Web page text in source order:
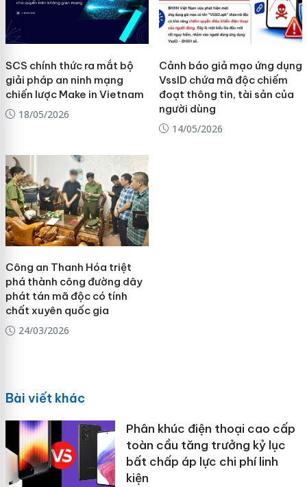
SCS chính thức ra mắt bộ
giải pháp an ninh mạng
chiến lược Make in Vietnam
18/05/2026
Cảnh báo giả mạo ứng dụng
VssID chứa mã độc chiếm
đoạt thông tin, tài sản của
người dùng
14/05/2026
Công an Thanh Hóa triệt
phá thành công đường dây
phát tán mã độc có tính
chất xuyên quốc gia
24/03/2026
Bài viết khác
Phân khúc điện thoại cao cấp
toàn cầu tăng trưởng kỷ lục
bất chấp áp lực chi phí linh
kiện